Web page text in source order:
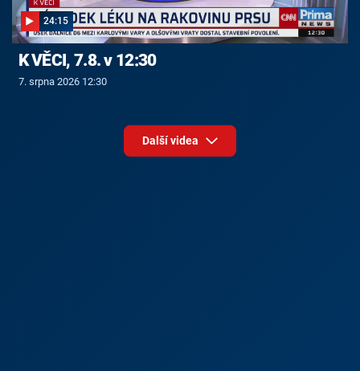
24:15
K VĚCI, 7.8. v 12:30
7. srpna 2026 12:30
Další videa